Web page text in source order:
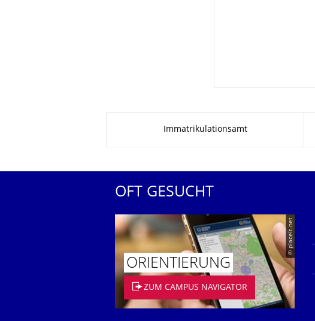
Immatrikulationsamt
OFT GESUCHT
© placeit.net
ORIENTIERUNG
ZUM CAMPUS NAVIGATOR